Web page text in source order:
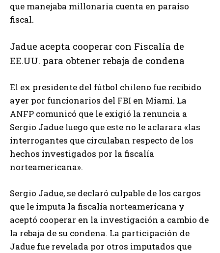
que manejaba millonaria cuenta en paraíso
fiscal.
Jadue acepta cooperar con Fiscalía de
EE.UU. para obtener rebaja de condena
El ex presidente del fútbol chileno fue recibido
ayer por funcionarios del FBI en Miami. La
ANFP comunicó que le exigió la renuncia a
Sergio Jadue luego que este no le aclarara «las
interrogantes que circulaban respecto de los
hechos investigados por la fiscalía
norteamericana».
Sergio Jadue, se declaró culpable de los cargos
que le imputa la fiscalía norteamericana y
aceptó cooperar en la investigación a cambio de
la rebaja de su condena. La participación de
Jadue fue revelada por otros imputados que